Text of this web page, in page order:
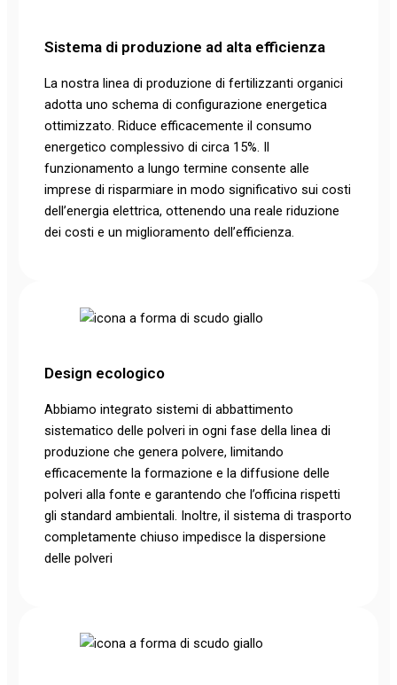
Sistema di produzione ad alta efficienza
La nostra linea di produzione di fertilizzanti organici
adotta uno schema di configurazione energetica
ottimizzato. Riduce efficacemente il consumo
energetico complessivo di circa 15%. Il
funzionamento a lungo termine consente alle
imprese di risparmiare in modo significativo sui costi
dell’energia elettrica, ottenendo una reale riduzione
dei costi e un miglioramento dell’efficienza.
Design ecologico
Abbiamo integrato sistemi di abbattimento
sistematico delle polveri in ogni fase della linea di
produzione che genera polvere, limitando
efficacemente la formazione e la diffusione delle
polveri alla fonte e garantendo che l’officina rispetti
gli standard ambientali. Inoltre, il sistema di trasporto
completamente chiuso impedisce la dispersione
delle polveri